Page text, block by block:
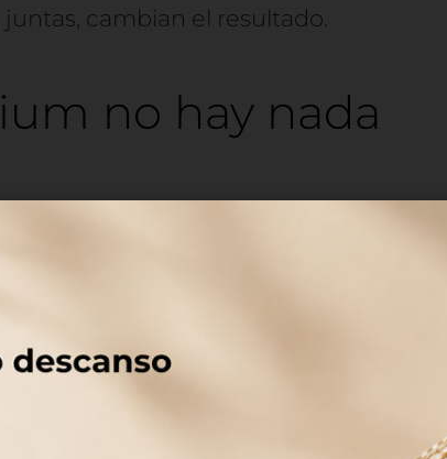
cambian el resultado.
no hay nada
no es porque tenga
chirría.
bien colocada, el nombre del
no pelea por tener atención. Y
cierre es sólido, la rosca no rasca.
pueden parecer simples, pero el